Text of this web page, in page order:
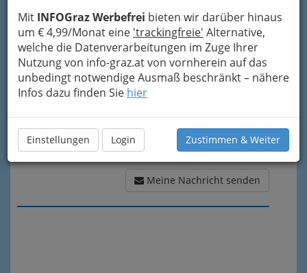
Mit INFOGraz Werbefrei bieten wir darüber hinaus
um € 4,99/Monat eine 'trackingfreie' Alternative,
welche die Datenverarbeitungen im Zuge Ihrer
Nutzung von info-graz.at von vornherein auf das
unbedingt notwendige Ausmaß beschränkt – nähere
Infos dazu finden Sie hier
Einstellungen Login Zustimmen & Weiter
Meine Nachricht
Meine Nachricht senden